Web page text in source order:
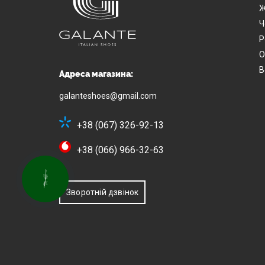
Адреса магазина:
galanteshoes@gmail.com
+38 (067) 326-92-13
+38 (066) 966-32-63
Зворотній дзвінок
КНОПКА
ЗВ'ЯЗКУ